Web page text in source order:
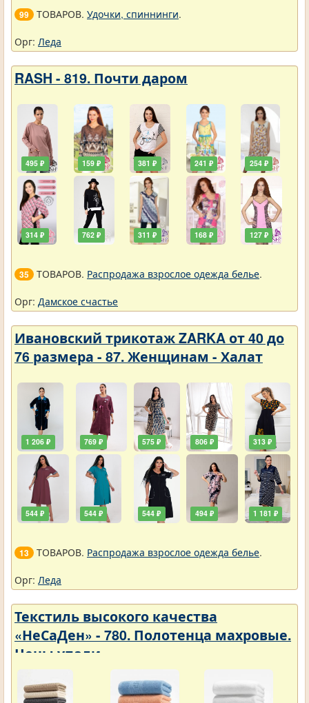
99 ТОВАРОВ. Удочки, спиннинги.
Орг: Леда
RASH - 819. Почти даром
495 ₽
314 ₽
159 ₽
762 ₽
381 ₽
311 ₽
241 ₽
168 ₽
254 ₽
127 ₽
35 ТОВАРОВ. Распродажа взрослое одежда белье.
Орг: Дамское счастье
Ивановский трикотаж ZARKA от 40 до
76 размера - 87. Женщинам - Халат
1 206 ₽
544 ₽
769 ₽
544 ₽
575 ₽
544 ₽
806 ₽
494 ₽
313 ₽
1 181 ₽
13 ТОВАРОВ. Распродажа взрослое одежда белье.
Орг: Леда
Текстиль высокого качества
«НеСаДен» - 780. Полотенца махровые.
Цены упали